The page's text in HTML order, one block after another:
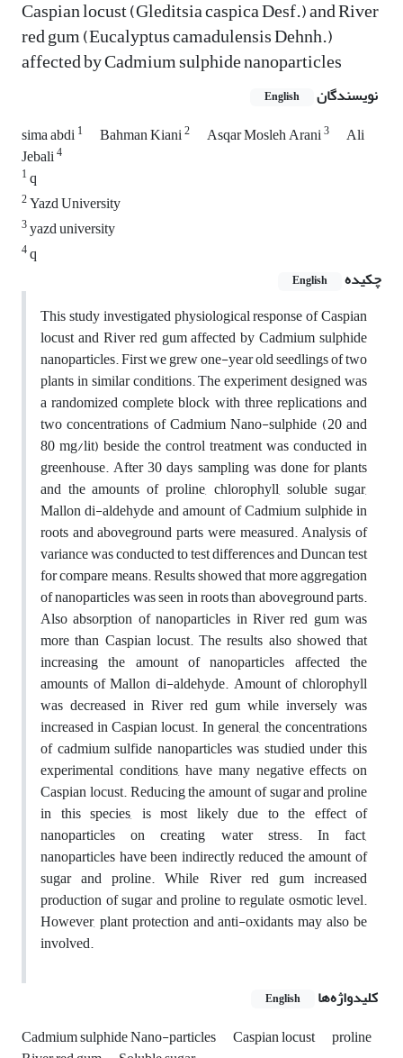
Caspian locust (Gleditsia caspica Desf.) and River
red gum (Eucalyptus camadulensis Dehnh.)
affected by Cadmium sulphide nanoparticles
نویسندگان English
sima abdi1 Bahman Kiani2 Asqar Mosleh Arani3
Ali
Jebali4
1q
2Yazd University
3yazd university
4q
چکیده
English
This study investigated physiological response of Caspian
locust and River red gum affected by Cadmium sulphide
nanoparticles. First we grew one-year old seedlings of two
plants in similar conditions. The experiment designed was
a randomized complete block with three replications and
two concentrations of Cadmium Nano-sulphide (20 and
80 mg/lit) beside the control treatment was conducted in
greenhouse. After 30 days sampling was done for plants
and the amounts of proline, chlorophyll, soluble sugar,
Mallon di-aldehyde and amount of Cadmium sulphide in
roots and aboveground parts were measured. Analysis of
variance was conducted to test differences and Duncan test
for compare means. Results showed that more aggregation
of nanoparticles was seen in roots than aboveground parts.
Also absorption of nanoparticles in River red gum was
more than Caspian locust. The results also showed that
increasing the amount of nanoparticles affected the
amounts of Mallon di-aldehyde. Amount of chlorophyll
was decreased in River red gum while inversely was
increased in Caspian locust. In general, the concentrations
of cadmium sulfide nanoparticles was studied under this
experimental conditions, have many negative effects on
Caspian locust. Reducing the amount of sugar and proline
in this species, is most likely due to the effect of
nanoparticles on creating water stress. In fact,
nanoparticles have been indirectly reduced the amount of
sugar and proline. While River red gum increased
production of sugar and proline to regulate osmotic level.
However, plant protection and anti-oxidants may also be
involved.
کلیدواژه‌ها
English
Cadmium sulphide Nano-particles Caspian locust proline